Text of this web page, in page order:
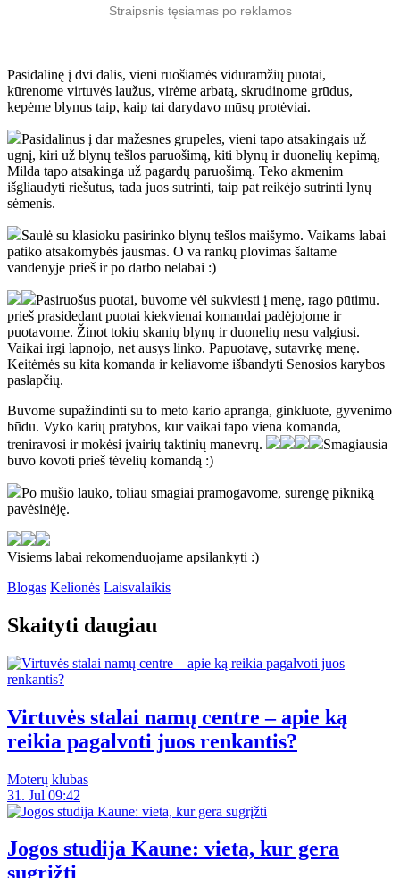
Straipsnis tęsiamas po reklamos
Pasidalinę į dvi dalis, vieni ruošiamės viduramžių puotai,
kūrenome virtuvės laužus, virėme arbatą, skrudinome grūdus,
kepėme blynus taip, kaip tai darydavo mūsų protėviai.
Pasidalinus į dar mažesnes grupeles, vieni tapo atsakingais už
ugnį, kiri už blynų tešlos paruošimą, kiti blynų ir duonelių kepimą,
Milda tapo atsakinga už pagardų paruošimą. Teko akmenim
išgliaudyti riešutus, tada juos sutrinti, taip pat reikėjo sutrinti lynų
sėmenis.
Saulė su klasioku pasirinko blynų tešlos maišymo. Vaikams labai
patiko atsakomybės jausmas. O va rankų plovimas šaltame
vandenyje prieš ir po darbo nelabai :)
Pasiruošus puotai, buvome vėl sukviesti į menę, rago pūtimu.
prieš prasidedant puotai kiekvienai komandai padėjojome ir
puotavome. Žinot tokių skanių blynų ir duonelių nesu valgiusi.
Vaikai irgi lapnojo, net ausys linko. Papuotavę, sutavrkę menę.
Keitėmės su kita komanda ir keliavome išbandyti Senosios karybos
paslapčių.
Buvome supažindinti su to meto kario apranga, ginkluote, gyvenimo
būdu. Vyko karių pratybos, kur vaikai tapo viena komanda,
treniravosi ir mokėsi įvairių taktinių manevrų.
Smagiausia
buvo kovoti prieš tėvelių komandą :)
Po mūšio lauko, toliau smagiai pramogavome, surengę pikniką
pavėsinėję.
Visiems labai rekomenduojame apsilankyti :)
Blogas Kelionės Laisvalaikis
Skaityti daugiau
Virtuvės stalai namų centre – apie ką
reikia pagalvoti juos renkantis?
Moterų klubas
31. Jul 09:42
Jogos studija Kaune: vieta, kur gera
sugrįžti